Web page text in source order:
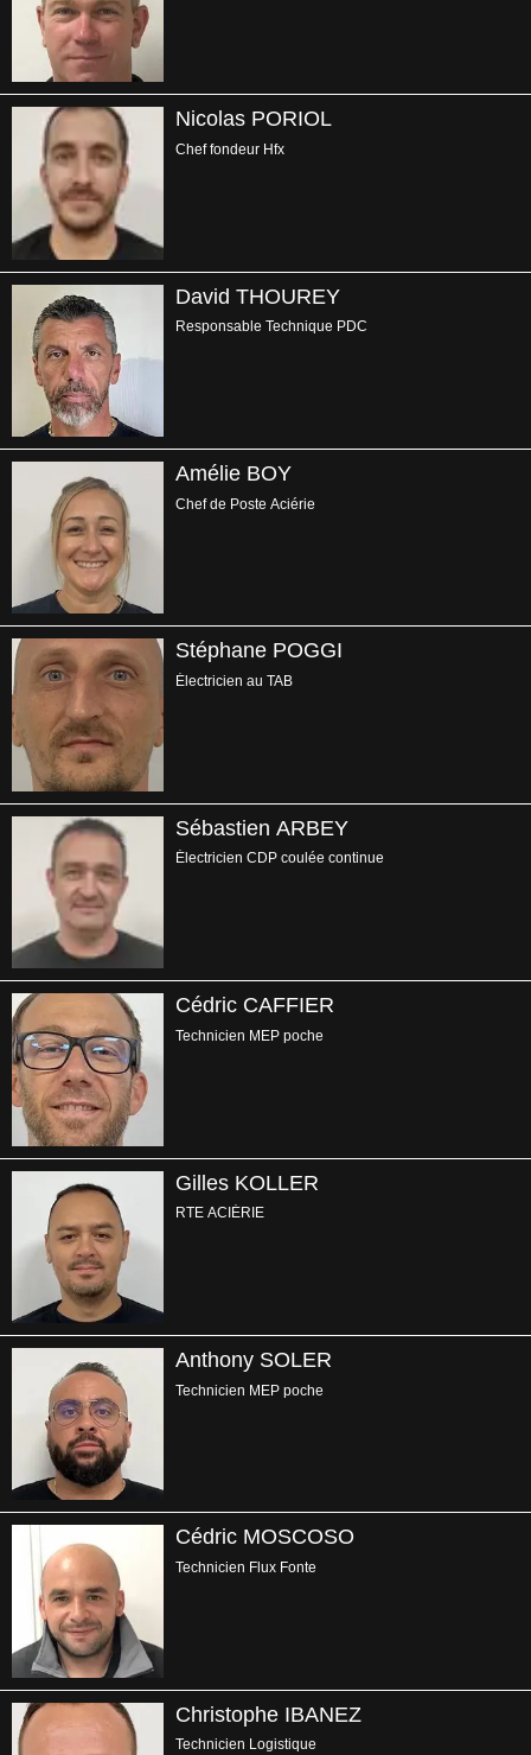
Nicolas PORIOL
Chef fondeur Hfx
David THOUREY
Responsable Technique PDC
Amélie BOY
Chef de Poste Aciérie
Stéphane POGGI
Électricien au TAB
Sébastien ARBEY
Électricien CDP coulée continue
Cédric CAFFIER
Technicien MEP poche
Gilles KOLLER
RTE ACIÉRIE
Anthony SOLER
Technicien MEP poche
Cédric MOSCOSO
Technicien Flux Fonte
Christophe IBANEZ
Technicien Logistique